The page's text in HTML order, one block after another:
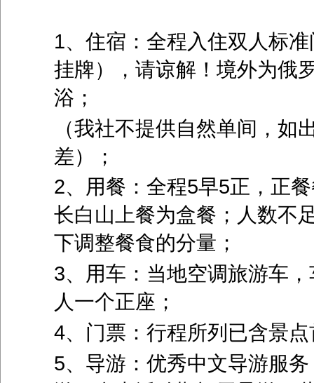
1、住宿：全程入住双人标
挂牌），请谅解！境外为俄
浴；
（我社不提供自然单间，
差）；
2、用餐：全程5早5正，正
长白山上餐为盒餐；人数不
下调整餐食的分量；
3、用车：当地空调旅游车
人一个正座；
4、门票：行程所列已含景
5、导游：优秀中文导游服